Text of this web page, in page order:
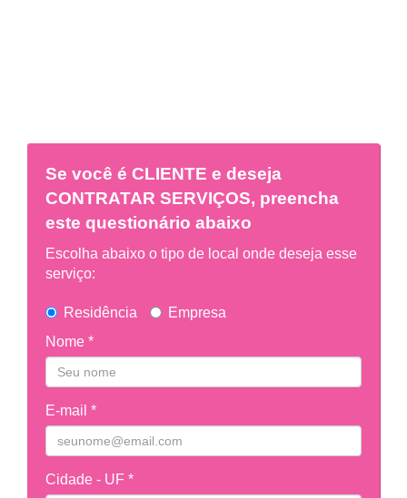
Se você é CLIENTE e deseja
CONTRATAR SERVIÇOS, preencha
este questionário abaixo
Escolha abaixo o tipo de local onde deseja esse
serviço:
Residência
Empresa
Nome *
E-mail *
Cidade - UF *